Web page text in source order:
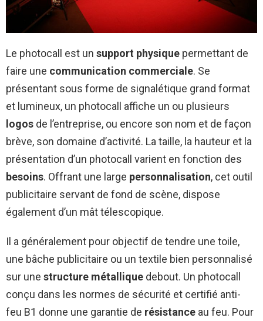
Le photocall est un support physique permettant de
faire une communication commerciale. Se
présentant sous forme de signalétique grand format
et lumineux, un photocall affiche un ou plusieurs
logos de l’entreprise, ou encore son nom et de façon
brève, son domaine d’activité. La taille, la hauteur et la
présentation d’un photocall varient en fonction des
besoins. Offrant une large personnalisation, cet outil
publicitaire servant de fond de scène, dispose
également d’un mât télescopique.
Il a généralement pour objectif de tendre une toile,
une bâche publicitaire ou un textile bien personnalisé
sur une structure métallique debout. Un photocall
conçu dans les normes de sécurité et certifié anti-
feu B1 donne une garantie de résistance au feu. Pour